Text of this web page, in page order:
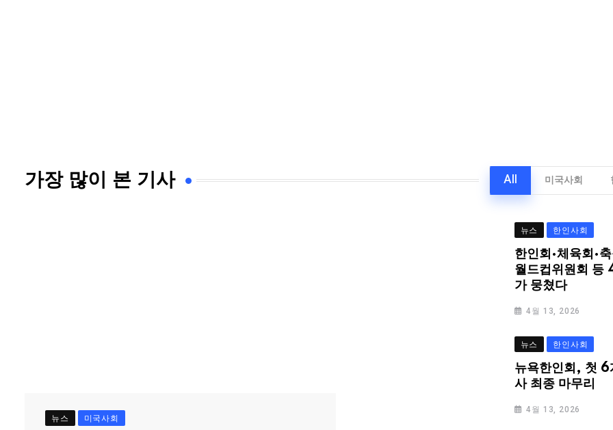
가장 많이 본 기사 All 미국사회
뉴스 미국사회
뉴스 한인사회
한인회·체육회·
월드컵위원회 등
가 뭉쳤다
4월 13, 2026
뉴스 한인사회
뉴욕한인회, 첫 6
사 최종 마무리
4월 13, 2026